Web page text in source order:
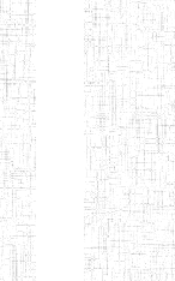
ENIEG
ENIEG
LE